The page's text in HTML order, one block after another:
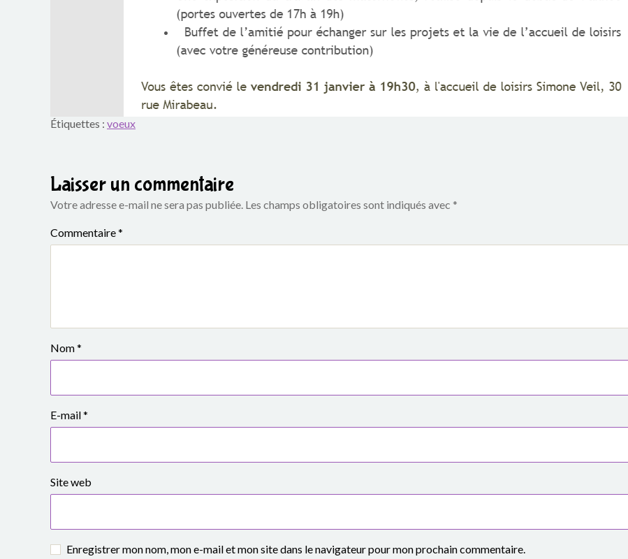
l
i
r
e
o
e
V
e
i
Étiquettes : voeux
Laisser un commentaire
Votre adresse e-mail ne sera pas publiée. Les champs obligatoires sont indiqués avec *
Commentaire*
Nom*
E-mail*
Site web
Enregistrer mon nom, mon e-mail et mon site dans le navigateur pour mon prochain commentaire.